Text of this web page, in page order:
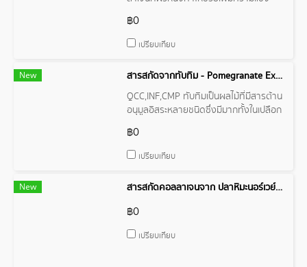
กระชับเต่งตึง
฿0
เปรียบเทียบ
New
สารสกัดจากทับทิม - Pomegranate Extract
QCC,INF,CMP ทับทิมเป็นผลไม้ที่มีสารต้าน
อนุมูลอิสระหลายชนิดซึ่งมีมากทั้งในเปลือก
฿0
เปรียบเทียบ
New สารสกัดคอลลาเจนจาก ปลาหิมะนอร์เวย์ - Collagen From Norwegian Snow Fish
฿0
เปรียบเทียบ